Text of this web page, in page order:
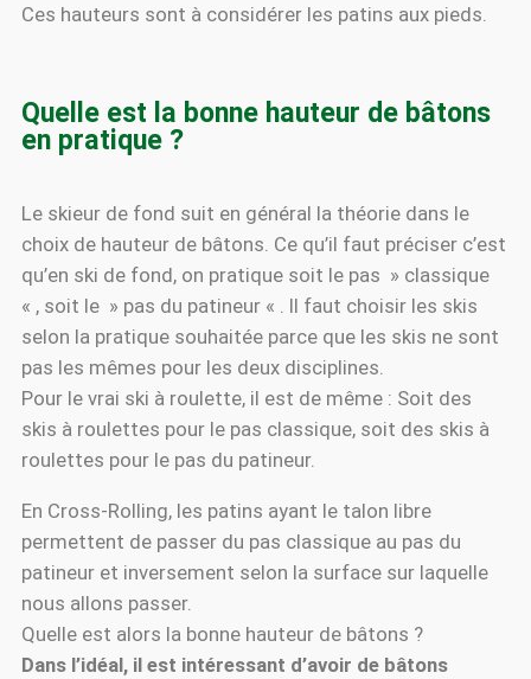
Ces hauteurs sont à considérer les patins aux pieds.
Quelle est la bonne hauteur de bâtons
en pratique ?
Le skieur de fond suit en général la théorie dans le
choix de hauteur de bâtons. Ce qu’il faut préciser c’est
qu’en ski de fond, on pratique soit le pas » classique
« , soit le » pas du patineur « . Il faut choisir les skis
selon la pratique souhaitée parce que les skis ne sont
pas les mêmes pour les deux disciplines.
Pour le vrai ski à roulette, il est de même : Soit des
skis à roulettes pour le pas classique, soit des skis à
roulettes pour le pas du patineur.
En Cross-Rolling, les patins ayant le talon libre
permettent de passer du pas classique au pas du
patineur et inversement selon la surface sur laquelle
nous allons passer.
Quelle est alors la bonne hauteur de bâtons ?
Dans l’idéal, il est intéressant d’avoir de bâtons